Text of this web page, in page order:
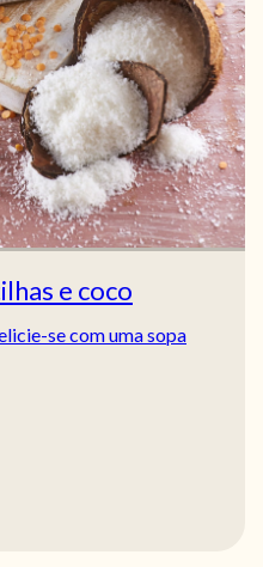
e coco
se com uma sopa